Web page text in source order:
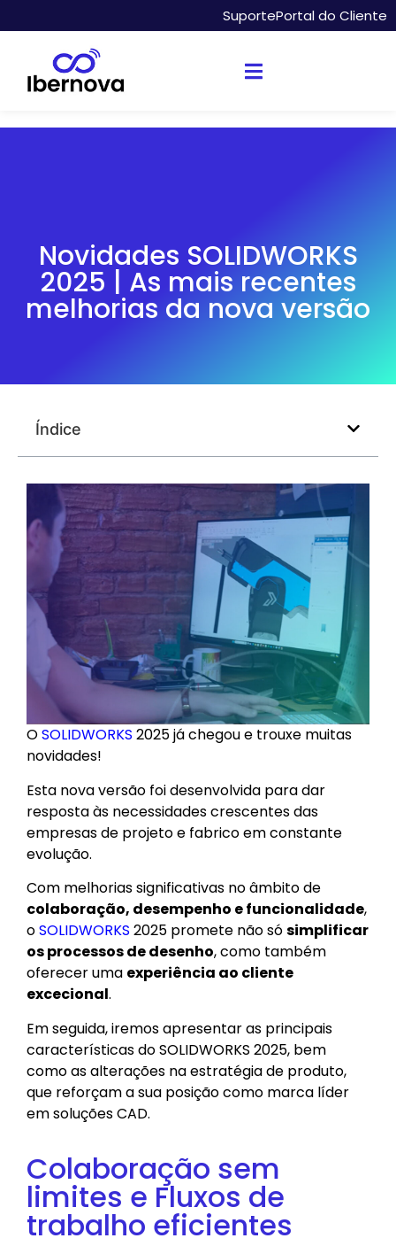
SuportePortal do Cliente
Novidades SOLIDWORKS
2025 | As mais recentes
melhorias da nova versão
Índice
OSOLIDWORKS 2025 já chegou e trouxe muitas
novidades!
Esta nova versão foi desenvolvida para dar
resposta às necessidades crescentes das
empresas de projeto e fabrico em constante
evolução.
Com melhorias significativas no âmbito de
colaboração, desempenho e funcionalidade,
oSOLIDWORKS 2025 promete não sósimplificar
os processos de desenho, como também
oferecer uma experiência ao cliente
excecional.
Em seguida, iremos apresentar as principais
características do SOLIDWORKS 2025, bem
como as alterações na estratégia de produto,
que reforçam a sua posição como marca líder
em soluções CAD.
Colaboração sem
limites e Fluxos de
trabalho eficientes